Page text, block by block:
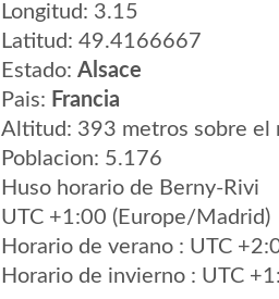
Longitud: 3.15
Latitud: 49.4166667
Estado: Alsace
Pais: Francia
Altitud: 393 metros sobre el
Poblacion: 5.176
Huso horario de Berny-Rivi
UTC +1:00 (Europe/Madrid)
Horario de verano : UTC
Horario de invierno : UTC